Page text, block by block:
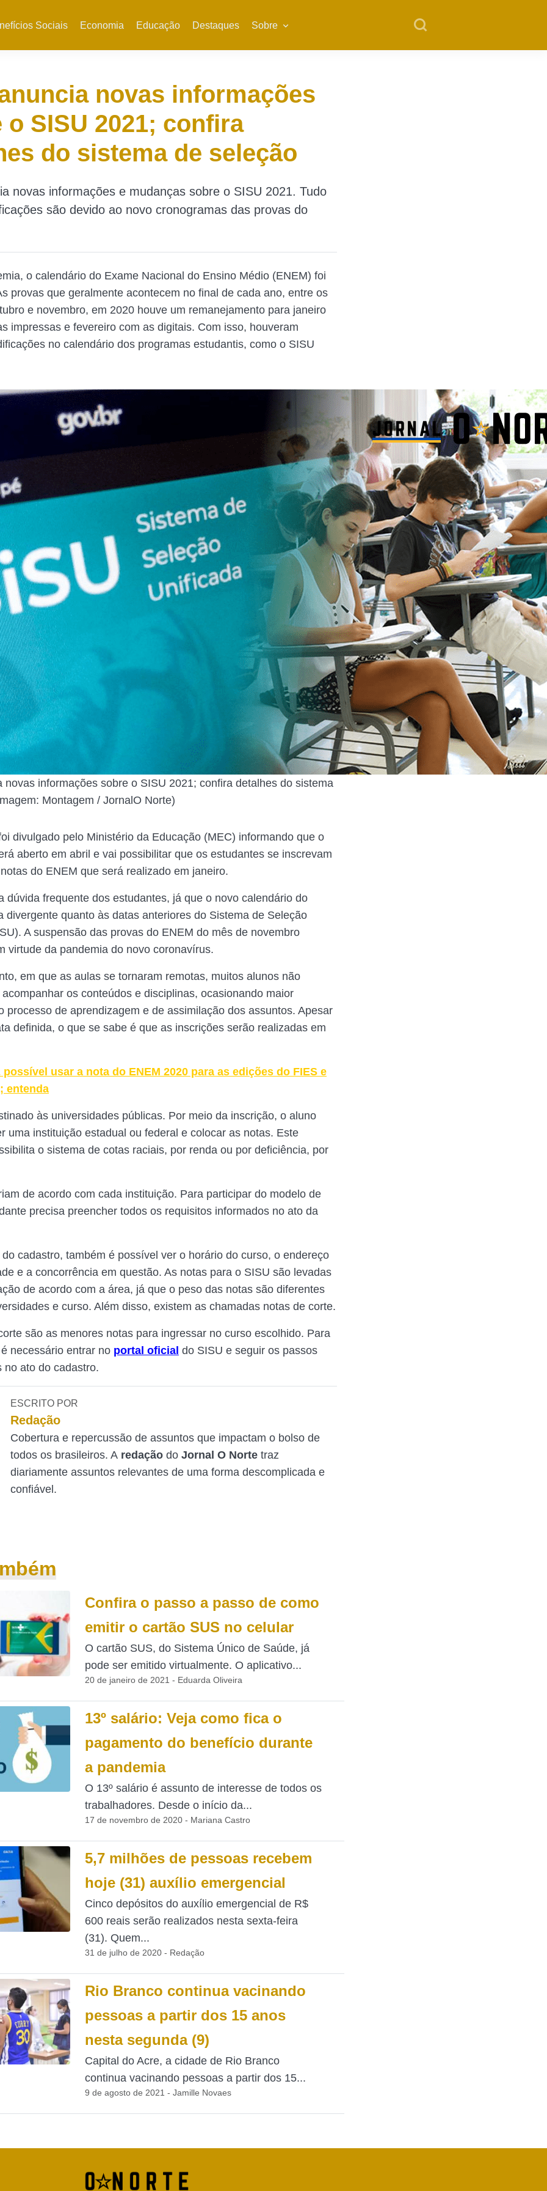
Sociais Economia Educação Destaques Sobre
novas informações
o SISU 2021; confira
do sistema de seleção
novas informações e mudanças sobre o SISU 2021. Tudo
são devido ao novo cronogramas das provas do
o calendário do Exame Nacional do Ensino Médio (ENEM) foi
provas que geralmente acontecem no final de cada ano, entre os
e novembro, em 2020 houve um remanejamento para janeiro
impressas e fevereiro com as digitais. Com isso, houveram
no calendário dos programas estudantis, como o SISU
novas informações sobre o SISU 2021; confira detalhes do sistema
Montagem / JornalO Norte)
divulgado pelo Ministério da Educação (MEC) informando que o
aberto em abril e vai possibilitar que os estudantes se inscrevam
do ENEM que será realizado em janeiro.
dúvida frequente dos estudantes, já que o novo calendário do
divergente quanto às datas anteriores do Sistema de Seleção
A suspensão das provas do ENEM do mês de novembro
virtude da pandemia do novo coronavírus.
em que as aulas se tornaram remotas, muitos alunos não
os conteúdos e disciplinas, ocasionando maior
processo de aprendizagem e de assimilação dos assuntos. Apesar
definida, o que se sabe é que as inscrições serão realizadas em
usar a nota do ENEM 2020 para as edições do FIES e
entenda
às universidades públicas. Por meio da inscrição, o aluno
uma instituição estadual ou federal e colocar as notas. Este
o sistema de cotas raciais, por renda ou por deficiência, por
de acordo com cada instituição. Para participar do modelo de
precisa preencher todos os requisitos informados no ato da
cadastro, também é possível ver o horário do curso, o endereço
e a concorrência em questão. As notas para o SISU são levadas
de acordo com a área, já que o peso das notas são diferentes
e curso. Além disso, existem as chamadas notas de corte.
são as menores notas para ingressar no curso escolhido. Para
necessário entrar no portal oficial do SISU e seguir os passos
no ato do cadastro.
ESCRITO POR
Redação
Cobertura e repercussão de assuntos que impactam o bolso de
todos os brasileiros. A redaçãodoJornal O Nortetraz
diariamente assuntos relevantes de uma forma descomplicada e
confiável.
Confira o passo a passo de como
emitir o cartão SUS no celular
O cartão SUS, do Sistema Único de Saúde, já
pode ser emitido virtualmente. O aplicativo...
20 de janeiro de 2021 - Eduarda Oliveira
13º salário: Veja como fica o
pagamento do benefício durante
a pandemia
O 13º salário é assunto de interesse de todos os
trabalhadores. Desde o início da...
17 de novembro de 2020 - Mariana Castro
5,7 milhões de pessoas recebem
hoje (31) auxílio emergencial
Cinco depósitos do auxílio emergencial de R$
600 reais serão realizados nesta sexta-feira
(31). Quem...
31 de julho de 2020 - Redação
Rio Branco continua vacinando
pessoas a partir dos 15 anos
nesta segunda (9)
Capital do Acre, a cidade de Rio Branco
continua vacinando pessoas a partir dos 15...
9 de agosto de 2021 - Jamille Novaes